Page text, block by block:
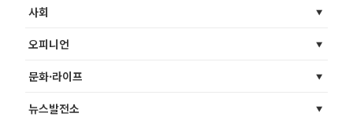
사회
오피니언
문화·라이프
뉴스발전소